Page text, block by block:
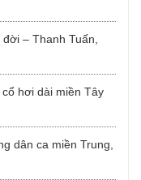
– Thanh Tuấn,
hơi dài miền Tây
dân ca miền Trung,